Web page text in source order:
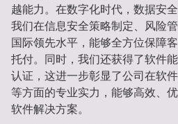
越能力。在数字化时代，数据安
我们在信息安全策略制定、风险
国际领先水平，能够全方位保障
托付。同时，我们还获得了软件
认证，这进一步彰显了公司在软
等方面的专业实力，能够高效、
软件解决方案。